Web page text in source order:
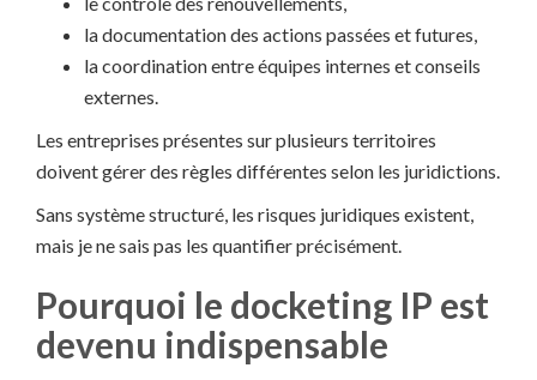
la documentation des actions passées et futures,
la coordination entre équipes internes et conseils
externes.
Les entreprises présentes sur plusieurs territoires
doivent gérer des règles différentes selon les juridictions.
Sans système structuré, les risques juridiques existent,
mais je ne sais pas les quantifier précisément.
Pourquoi le docketing IP est
devenu indispensable